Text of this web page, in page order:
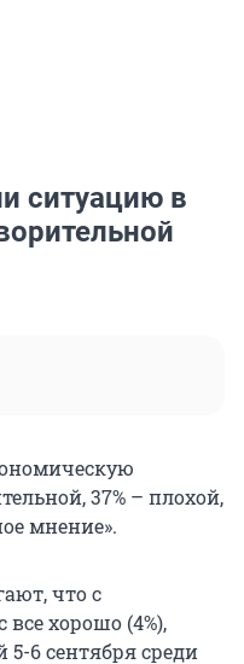
ситуацию в
37% – плохой,
мнение».
что с
хорошо (4%),
6 сентября среди